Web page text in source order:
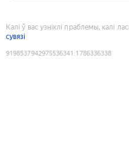
Калі ў вас узніклі праблемы, калі
сувязі
9198537942975536341 :1786336338